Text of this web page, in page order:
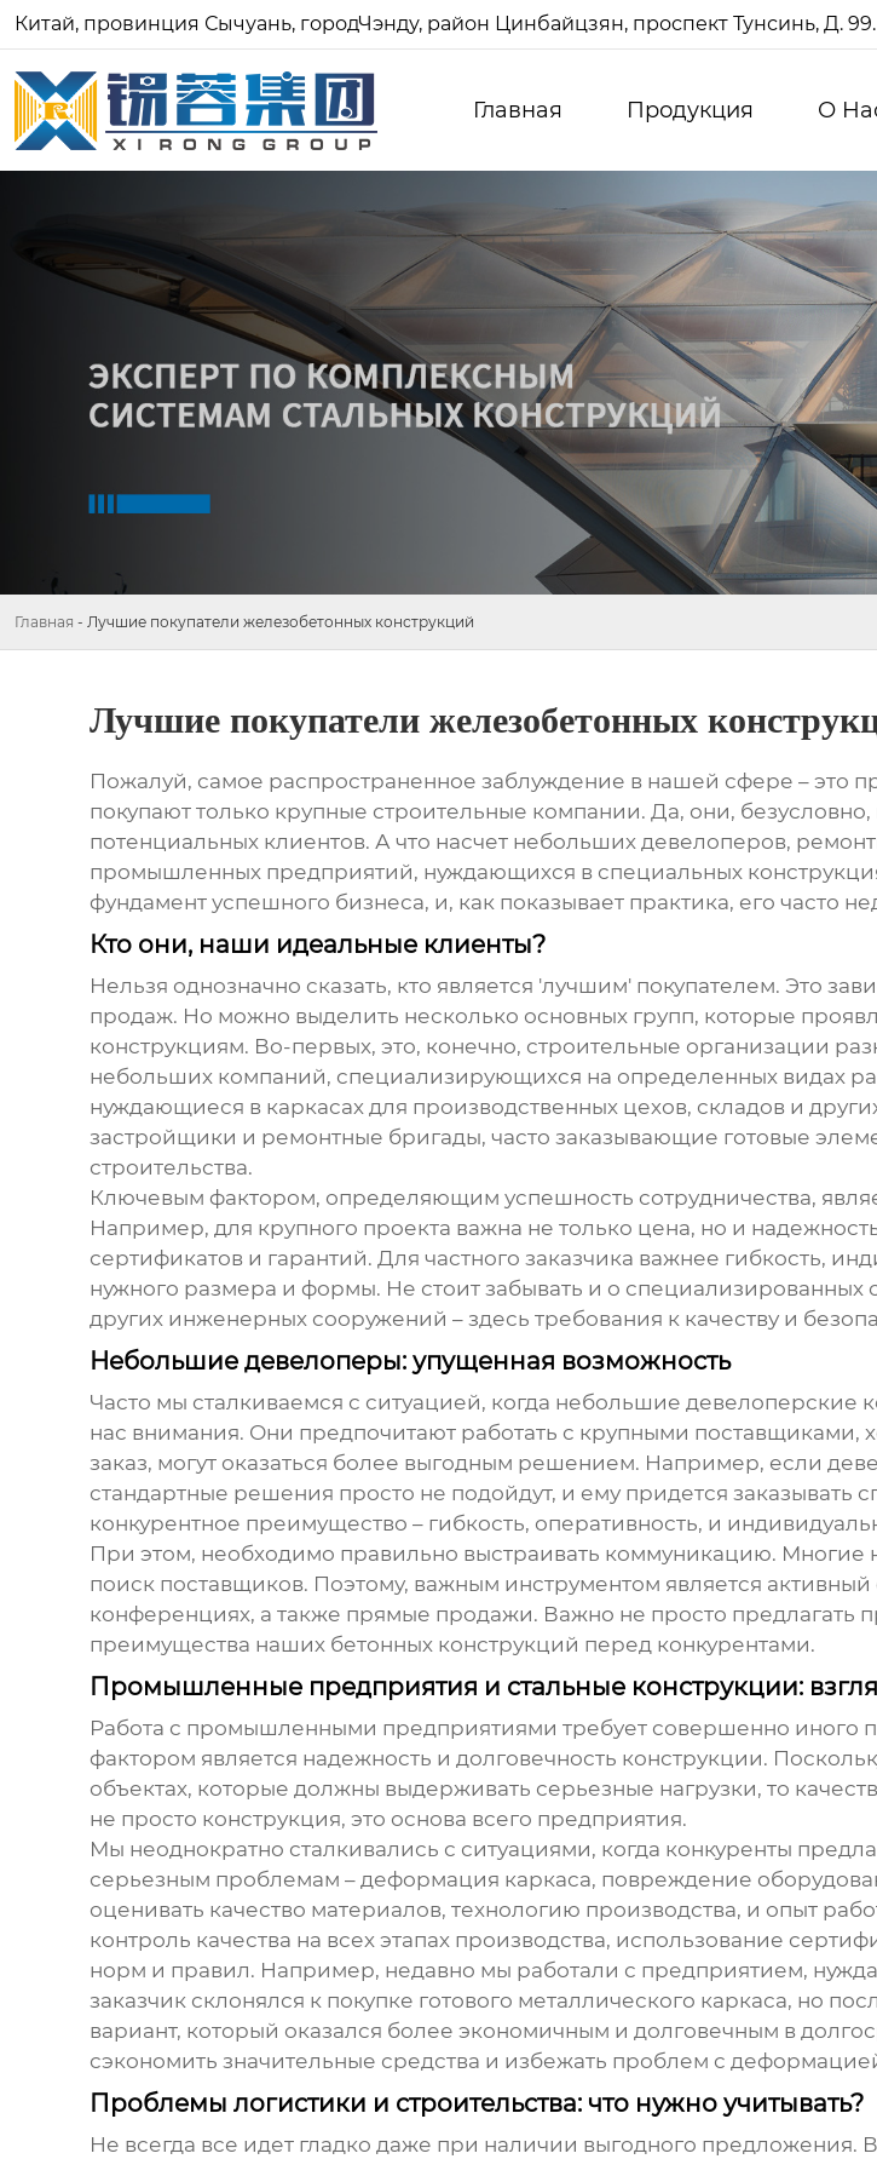
Китай, провинция Сычуань, городЧэнду, район Цинбайцзян, проспект Тунсинь, Д. 99.
Главная Продукция О
Главная - Лучшие покупатели железобетонных конструкций
Лучшие покупатели железобетонных
Пожалуй, самое распространенное заблуждение в нашей сфере – это
покупают только крупные строительные компании. Да, они,
потенциальных клиентов. А что насчет небольших девелоперов,
промышленных предприятий, нуждающихся в специальных
фундамент успешного бизнеса, и, как показывает практика, его часто
Кто они, наши идеальные клиенты?
Нельзя однозначно сказать, кто является 'лучшим' покупателем. Это
продаж. Но можно выделить несколько основных групп, которые
конструкциям. Во-первых, это, конечно, строительные организации
небольших компаний, специализирующихся на определенных видах
нуждающиеся в каркасах для производственных цехов, складов и
застройщики и ремонтные бригады, часто заказывающие готовые
строительства.
Ключевым фактором, определяющим успешность сотрудничества,
Например, для крупного проекта важна не только цена, но и
сертификатов и гарантий. Для частного заказчика важнее гибкость,
нужного размера и формы. Не стоит забывать и о специализированных
других инженерных сооружений – здесь требования к качеству и
Небольшие девелоперы: упущенная возможность
Часто мы сталкиваемся с ситуацией, когда небольшие
нас внимания. Они предпочитают работать с крупными поставщиками,
заказ, могут оказаться более выгодным решением. Например, если
стандартные решения просто не подойдут, и ему придется
конкурентное преимущество – гибкость, оперативность, и
При этом, необходимо правильно выстраивать коммуникацию.
поиск поставщиков. Поэтому, важным инструментом является
конференциях, а также прямые продажи. Важно не просто
преимущества наших бетонных конструкций перед конкурентами.
Промышленные предприятия и стальные конструкции:
Работа с промышленными предприятиями требует совершенно иного
фактором является надежность и долговечность конструкции.
объектах, которые должны выдерживать серьезные нагрузки, то
не просто конструкция, это основа всего предприятия.
Мы неоднократно сталкивались с ситуациями, когда конкуренты
серьезным проблемам – деформация каркаса, повреждение
оценивать качество материалов, технологию производства, и опыт
контроль качества на всех этапах производства, использование
норм и правил. Например, недавно мы работали с предприятием,
заказчик склонялся к покупке готового металлического каркаса, но
вариант, который оказался более экономичным и долговечным в
сэкономить значительные средства и избежать проблем с
Проблемы логистики и строительства: что нужно учитывать?
Не всегда все идет гладко даже при наличии выгодного предложения.